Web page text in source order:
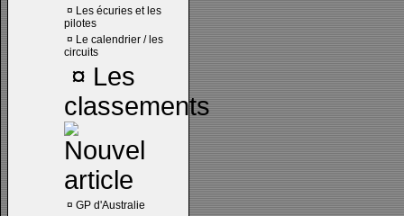
¤ Les écuries et les
pilotes
¤ Le calendrier / les
circuits
¤ Les
classements
¤ GP d'Australie